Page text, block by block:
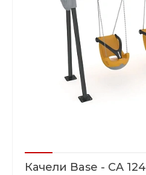
Качели Base - CA 124